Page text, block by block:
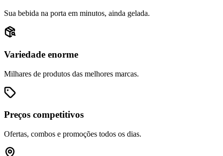
Sua bebida na porta em minutos, ainda gelada.
Variedade enorme
Milhares de produtos das melhores marcas.
Preços competitivos
Ofertas, combos e promoções todos os dias.